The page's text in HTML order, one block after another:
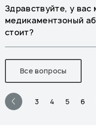
Здравствуйте, у
медикаментзоный
стоит?
Все вопросы
3 4 5 6